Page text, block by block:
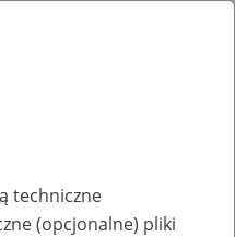
techniczne
(opcjonalne) pliki